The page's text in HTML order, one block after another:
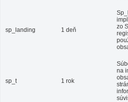
sp_landing 1 deň
zo
sp_t 1 rok
na